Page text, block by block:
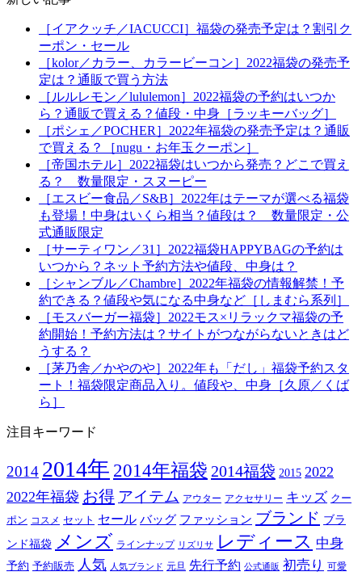
［イアクッチ／IACUCCI］福袋の発売予定は？割引ク
ーポン・セール
［kolor／カラー、カラービーコン］2022福袋の発売予
定は？通販で買う方法
［ルルレモン／lululemon］2022福袋の予約はいつか
ら？通販で買える？値段・中身［ラッキーバッグ］
［ポシェ／POCHER］2022年福袋の発売予定は？通販
で買える？［nugu・お年玉クーポン］
［帝国ホテル］2022福袋はいつから発売？どこで買え
る？ 数量限定・スヌーピー
［エスビー食品／S&B］2022年はテーマが選べる福袋
も登場！中身はいくら相当？値段は？ 数量限定・公
式通販限定
［サーティワン／31］2022福袋HAPPYBAGの予約は
いつから？ネット予約方法や値段、中身は？
［シャンブル／Chambre］2022年福袋の情報解禁！予
約できる？値段や気になる中身など［しまむら系列］
［モスバーガー福袋］2022モス×リラックマ福袋の予
約開始！予約方法は？サイトがつながらないときはど
うする？
［茅乃舎／かやのや］2022年も「だし」福袋予約スタ
ート！福袋限定商品入り。値段や、中身［久原／くば
ら］
注目キーワード
2014 2014年 2014年福袋 2014福袋 2015 2022
2022年福袋 お得 アイテム アウター アクセサリー キッズ クー
ポン コスメ セット セール バッグ ファッション ブランド ブラ
ンド福袋 メンズ ラインナップ リズリサ レディース 中身
予約 予約販売 人気 人気ブランド 元旦 先行予約 公式通販 初売り 可愛